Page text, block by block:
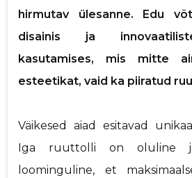
hirmutav ülesanne. Edu
disainis ja
kasutamises, mis mitte
esteetikat, vaid ka piiratud
Väikesed aiad esitavad
Iga ruuttolli on oluline
loominguline, et